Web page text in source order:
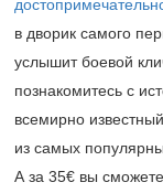
в дворик самого
услышит боевой
познакомитесь с
всемирно
из самых
А за 35€ вы сможете